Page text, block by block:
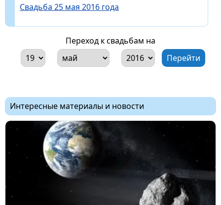
Свадьба 25 мая 2016 года
Переход к свадьбам на
Интересные материалы и новости